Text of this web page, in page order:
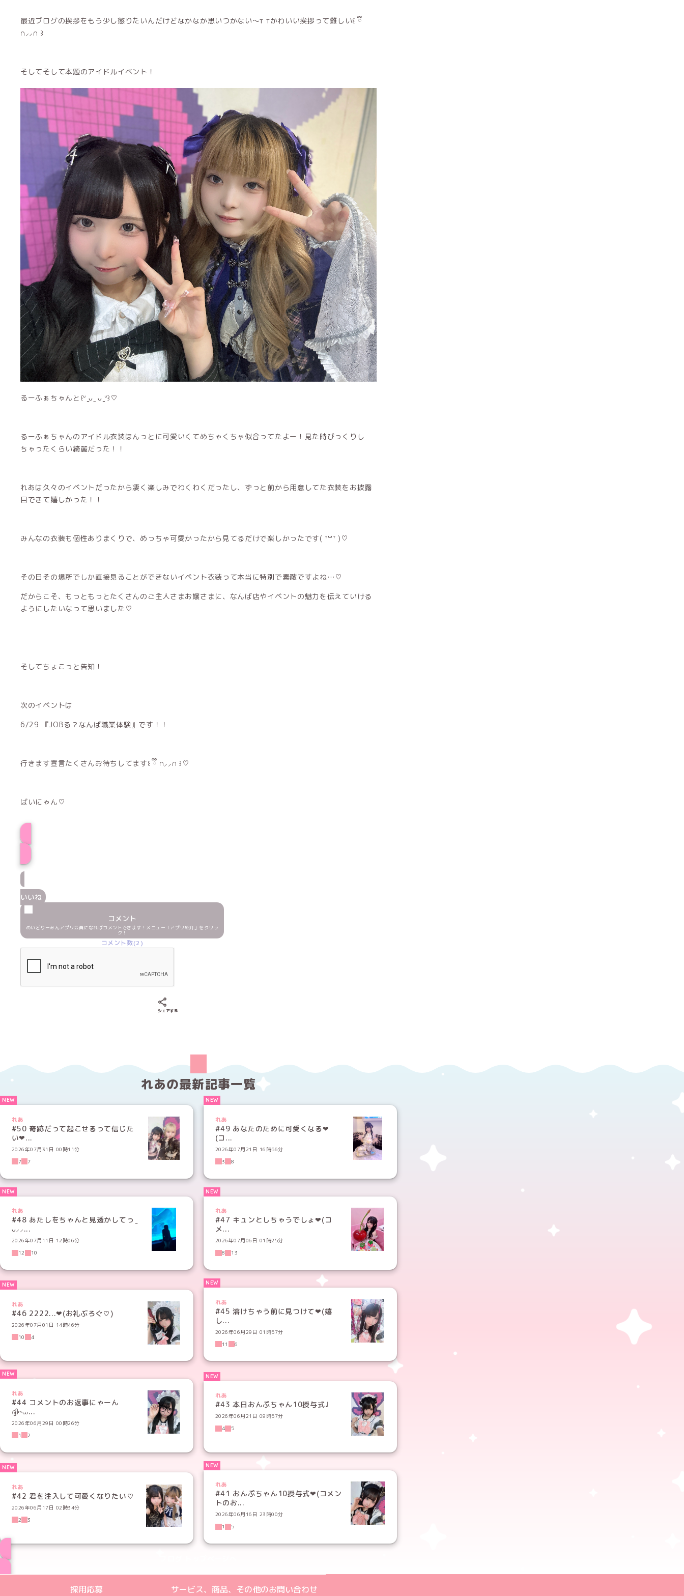
最近ブログの挨拶をもう少し懲りたいんだけどなかなか思いつかない〜т тかわいい挨拶って難しい꒰ ྀི
∩⸝⸝∩ ꒱
そしてそして本題のアイドルイベント！
るーふぁちゃんと‪꒰ᐡ ̳ᴗ ̫ ᴗ ̳ᐡ꒱♡
るーふぁちゃんのアイドル衣装ほんっとに可愛いくてめちゃくちゃ似合ってたよー！見た時びっくりし
ちゃったくらい綺麗だった！！
れあは久々のイベントだったから凄く楽しみでわくわくだったし、ずっと前から用意してた衣装をお披露
目できて嬉しかった！！
みんなの衣装も個性ありまくりで、めっちゃ可愛かったから見てるだけで楽しかったです( ᐪ꒳ᐪ )♡
その日その場所でしか直接見ることができないイベント衣装って本当に特別で素敵ですよね…♡
だからこそ、もっともっとたくさんのご主人さまお嬢さまに、なんば店やイベントの魅力を伝えていける
ようにしたいなって思いました♡
そしてちょこっと告知！
次のイベントは
6/29 『JOBる？なんば職業体験』です！！
行きます宣言たくさんお待ちしてます꒰ ྀི ∩⸝⸝∩ ꒱♡
ばいにゃん♡
いいね
コメント
めいどりーみんアプリ会員になればコメントできます！メニュー「アプリ紹介」をクリッ
ク！
コメント数(2)
シェアする
れあの最新記事一覧
れあ
#50 奇跡だって起こせるって信じた
い‪‪❤...
2026年07月31日 00時11分
7
7
れあ
#49 あなたのために可愛くなる‪‪❤︎‬
(コ...
2026年07月21日 16時56分
3
8
れあ
#48 あたしをちゃんと見透かしてっ ̫
ᴗ⸝⸝...
2026年07月11日 12時06分
12
10
れあ
#47 キュンとしちゃうでしょ‪‪❤︎‬(コ
メ...
2026年07月06日 01時25分
8
13
れあ
#46 ‬‬2222...‪‪❤︎‬(お礼ぶろぐ♡)
2026年07月01日 14時46分
10
4
れあ
#45 溶けちゃう前に見つけて‪‪❤︎‬(嬉
し...
2026年06月29日 01時57分
11
6
れあ
#44 コメントのお返事にゃーん
ദ്ദിᴖ⩊...
2026年06月29日 00時26分
1
2
れあ
#43 本日おんぷちゃん10授与式♩
2026年06月21日 09時57分
4
5
れあ
#42 君を注入して可愛くなりたい♡
2026年06月17日 02時34分
2
3
れあ
#41 おんぷちゃん10授与式❤︎(コメン
トのお...
2026年06月16日 23時00分
1
5
めいどりーみんTikTok公式アカウント
めいどりーみんX公式アカウント
めいどりーみんInstagram公式アカウント
めいどりーみんFacebook公式アカウント
めいどりーみんYouTube公式アカウント
採用応募 サービス、商品、その他のお問い合わせ